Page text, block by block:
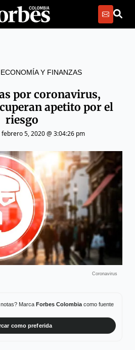
ECONOMÍA Y FINANZAS
por coronavirus,
apetito por el
riesgo
febrero 5, 2020 @ 3:04:26 pm
Coronavirus
Marca Forbes Colombiacomo fuente
como preferida